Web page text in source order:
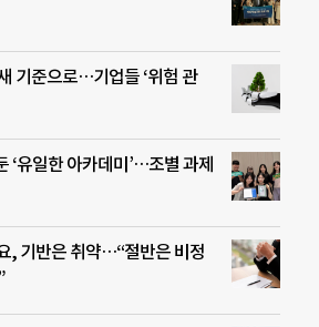
기준으로…기업들 ‘위험 관
‘유일한 아카데미’…조별 과제
, 기반은 취약…“절반은 비정